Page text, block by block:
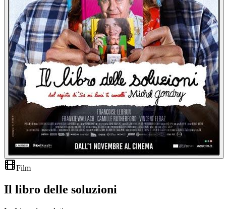
Film
Il libro delle soluzioni